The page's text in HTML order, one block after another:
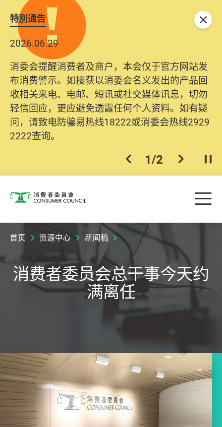
特別通告
2026.06.29
消委会提醒消费者及商户，本会仅于官方网站发
布消费警示。如接获以消委会名义发出的产品回
收相关来电、电邮、短讯或社交媒体讯息，切勿
轻信回应，更应避免透露任何个人资料。如有疑
问，请致电防骗易热线18222或消委会热线2929
2222查询。
上一个
1/2 下一个开
关闭
消费者委员会 目
首页 资源中心 新闻稿
消费者委员会总干事今天约
满离任